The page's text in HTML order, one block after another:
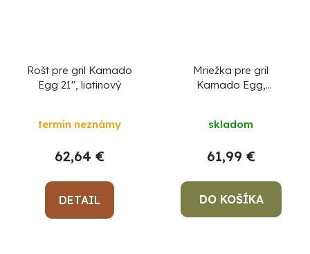
Rošt pre gril Kamado
Egg 21", liatinový
termín neznámy
62,64 €
DETAIL
Mriežka pre gril
Kamado Egg,
skladom
61,99 €
DO KOŠÍKA